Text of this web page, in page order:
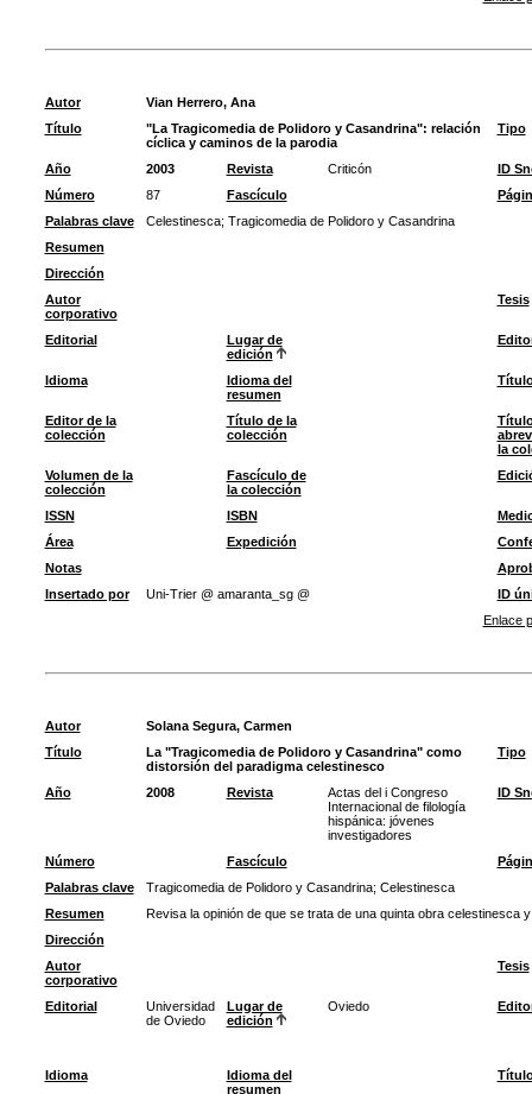
Autor
Vian Herrero, Ana
Título
"La Tragicomedia de Polidoro y Casandrina": relación
cíclica y caminos de la parodia
Tipo
Año 2003 Revista Criticón
ID
Número
87 Fascículo
Palabras clave
Celestinesca; Tragicomedia de Polidoro y Casandrina
Resumen
Dirección
Autor
corporativo
Tesis
Editorial
Lugar de
edición
Idioma
Idioma del
resumen
Editor de la
colección
Título de la
colección
la
Volumen de la
colección
Fascículo de
la colección
ISSN ISBN
Área
Expedición
Notas
Insertado por
Uni-Trier @ amaranta_sg @
ID
Enlace
Autor
Solana Segura, Carmen
Título
La "Tragicomedia de Polidoro y Casandrina" como
distorsión del paradigma celestinesco
Tipo
Año 2008 Revista
Actas del i Congreso
Internacional de filología
hispánica: jóvenes
investigadores
ID
Número Fascículo
Palabras clave
Tragicomedia de Polidoro y Casandrina; Celestinesca
Resumen
Revisa la opinión de que se trata de una quinta obra celestinesca
Dirección
Autor
corporativo
Tesis
Editorial
Universidad
de Oviedo
Lugar de
edición
Oviedo
Idioma
Idioma del
resumen